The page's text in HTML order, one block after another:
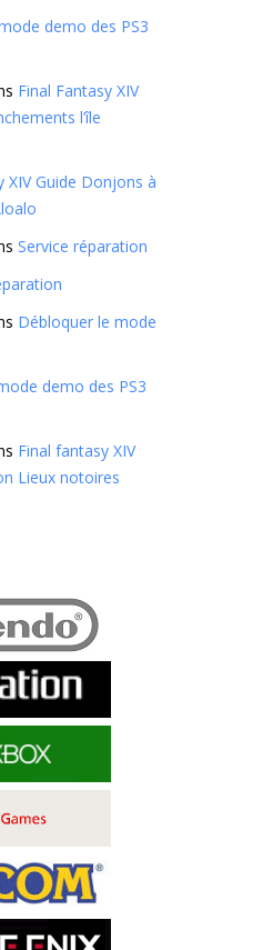
demo des PS3
Final Fantasy XIV
l’île
XIV Guide Donjons à
Service réparation
Débloquer le mode
demo des PS3
Final fantasy XIV
Lieux notoires